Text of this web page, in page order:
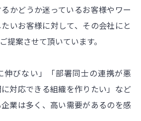
かどうか迷っているお客様やワー
いお客様に対して、その会社にと
提案させて頂いています。
伸びない」「部署同士の連携が悪
対応できる組織を作りたい」など
業は多く、高い需要があるのを感